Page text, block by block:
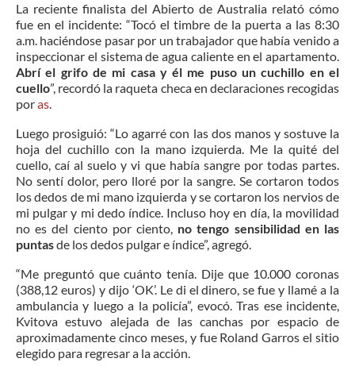
La reciente finalista del Abierto de Australia relató cómo
fue en el incidente: “Tocó el timbre de la puerta a las 8:30
a.m. haciéndose pasar por un trabajador que había venido a
inspeccionar el sistema de agua caliente en el apartamento.
Abrí el grifo de mi casa y él me puso un cuchillo en el
cuello”, recordó la raqueta checa en declaraciones recogidas
poras.
Luego prosiguió: “Lo agarré con las dos manos y sostuve la
hoja del cuchillo con la mano izquierda. Me la quité del
cuello, caí al suelo y vi que había sangre por todas partes.
No sentí dolor, pero lloré por la sangre. Se cortaron todos
los dedos de mi mano izquierda y se cortaron los nervios de
mi pulgar y mi dedo índice. Incluso hoy en día, la movilidad
no es del ciento por ciento, no tengo sensibilidad en las
puntasde los dedos pulgar e índice”, agregó.
“Me preguntó que cuánto tenía. Dije que 10.000 coronas
(388,12 euros) y dijo ‘OK’. Le di el dinero, se fue y llamé a la
ambulancia y luego a la policía”, evocó. Tras ese incidente,
Kvitova estuvo alejada de las canchas por espacio de
aproximadamente cinco meses, y fue Roland Garros el sitio
elegido para regresar a la acción.